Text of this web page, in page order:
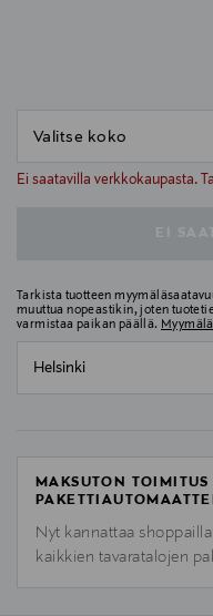
Ei saatavilla verkkokaupasta.
null
Tarkista tuotteen
muuttua nopeastikin, joten
varmistaa paikan päällä.
Helsinki
MAKSUTON TOIMITUS
Nyt kannattaa
kaikkien tavaratalojen